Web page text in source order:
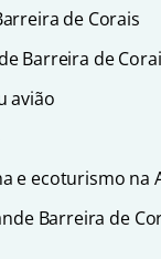
de Corais
Barreira de
avião
e ecoturismo na
Barreira de